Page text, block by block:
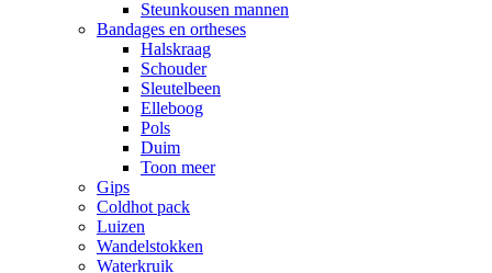
Steunkousen mannen
Bandages en ortheses
Halskraag
Schouder
Sleutelbeen
Elleboog
Pols
Duim
Toon meer
Gips
Coldhot pack
Luizen
Wandelstokken
Waterkruik